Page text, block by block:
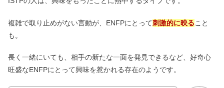
複雑で取り止めがない言動が、ENFPにとって刺激的に映ること
も。
長く一緒にいても、相手の新たな一面を発見できるなど、好奇心
旺盛なENFPにとって興味を惹かれる存在のようです。